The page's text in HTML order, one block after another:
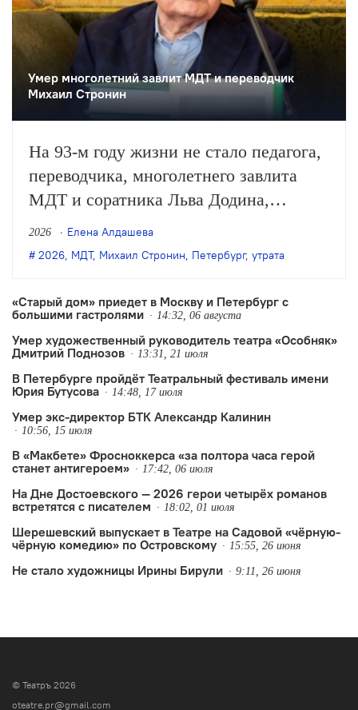
Умер многолетний завлит МДТ и переводчик
Михаил Стронин
На 93-м году жизни не стало педагога,
переводчика, многолетнего завлита
МДТ и соратника Льва Додина,
заслуженного деятеля искусств России
Михаила Стронина. О смерти
его близкие.
2026
Елена Алдашева
2026, МДТ, Михаил Стронин, Петербург, утрата
«Старый дом» приедет в Москву и Петербург с
большими гастролями
14:32, 06 августа
Умер художественный руководитель театра «Особняк»
Дмитрий Поднозов
13:31, 21 июля
В Петербурге пройдёт Театральный фестиваль имени
Юрия Бутусова
14:48, 17 июля
Умер экс-директор БТК Александр Калинин
10:56, 15 июля
В «Макбете» Фросноккерса «за полтора часа герой
станет антигероем»
17:42, 06 июля
На Дне Достоевского — 2026 герои четырёх романов
встретятся с писателем
18:02, 01 июля
Шерешевский выпускает в Театре на Садовой «чëрную-
чëрную комедию» по Островскому
15:55, 26 июня
Не стало художницы Ирины Бирули 9:11, 26 июня
© Театръ 2026
oteatre.pr@gmail.com